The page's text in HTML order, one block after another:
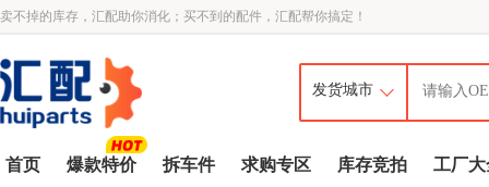
卖不掉的库存，汇配助你消化；买不到的配件，汇配帮你搞定！
首页 爆款特价 拆车件 求购专区 库存竞拍 工厂大